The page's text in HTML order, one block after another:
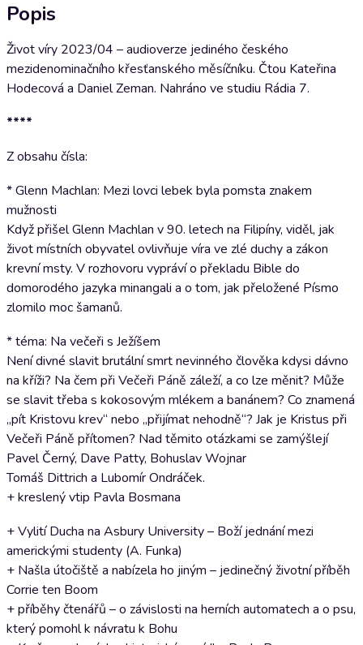
Popis
Život víry 2023/04 – audioverze jediného českého
mezidenominačního křesťanského měsíčníku. Čtou Kateřina
Hodecová a Daniel Zeman. Nahráno ve studiu Rádia 7.
****
Z obsahu čísla:
* Glenn Machlan: Mezi lovci lebek byla pomsta znakem
mužnosti
Když přišel Glenn Machlan v 90. letech na Filipíny, viděl, jak
život místních obyvatel ovlivňuje víra ve zlé duchy a zákon
krevní msty. V rozhovoru vypráví o překladu Bible do
domorodého jazyka minangali a o tom, jak přeložené Písmo
zlomilo moc šamanů.
* téma: Na večeři s Ježíšem
Není divné slavit brutální smrt nevinného člověka kdysi dávno
na kříži? Na čem při Večeři Páně záleží, a co lze měnit? Může
se slavit třeba s kokosovým mlékem a banánem? Co znamená
„pít Kristovu krev“ nebo „přijímat nehodně“? Jak je Kristus při
Večeři Páně přítomen? Nad těmito otázkami se zamýšlejí
Pavel Černý, Dave Patty, Bohuslav Wojnar
Tomáš Dittrich a Lubomír Ondráček.
+ kreslený vtip Pavla Bosmana
+ Vylití Ducha na Asbury University – Boží jednání mezi
americkými studenty (A. Funka)
+ Našla útočiště a nabízela ho jiným – jedinečný životní příběh
Corrie ten Boom
+ příběhy čtenářů – o závislosti na herních automatech a o psu,
který pomohl k návratu k Bohu